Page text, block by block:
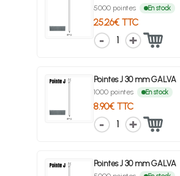
5000 pointes En stock
25.26€ TTC
1
Pointes J 30 mm GALVA
1000 pointes En stock
8.90€ TTC
1
Pointes J 30 mm GALVA